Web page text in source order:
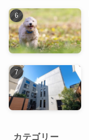
カテゴリー